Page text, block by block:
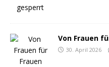
Von Frauen
30. April 2026